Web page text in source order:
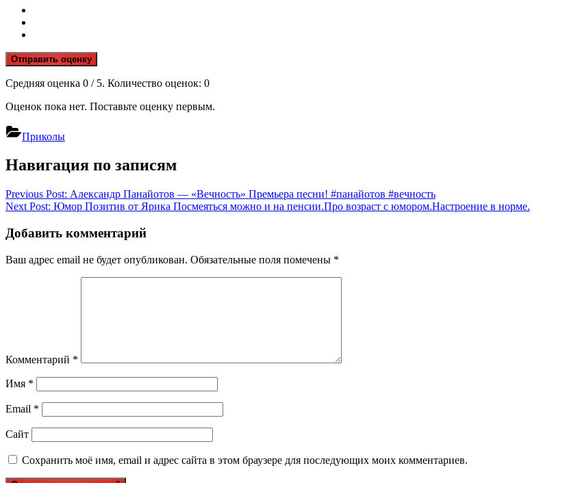
Отправить оценку
Средняя оценка 0 / 5. Количество оценок: 0
Оценок пока нет. Поставьте оценку первым.
Приколы
Навигация по записям
Previous Post: Александр Панайотов — «Вечность» Премьера песни! #панайотов #вечность
Next Post: Юмор Позитив от Ярика Посмеяться можно и на пенсии.Про возраст с юмором.Настроение в норме.
Добавить комментарий
Ваш адрес email не будет опубликован. Обязательные поля помечены *
Комментарий *
Имя *
Email *
Сайт
Сохранить моё имя, email и адрес сайта в этом браузере для последующих моих комментариев.